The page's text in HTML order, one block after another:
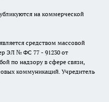
на коммерческой
средством массовой
ЭЛ № ФС 77 - 91230 от
по надзору в сфере связи,
коммуникаций. Учредитель